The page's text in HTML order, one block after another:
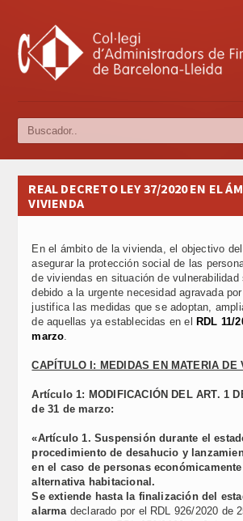
Home
2025
2023
Sala de Prensa
REAL DECRETO LEY 37/2020 EN EL
VIVIENDA
En el ámbito de la vivienda, el objectivo
asegurar la protección social de las
de viviendas en situación de vulnerabilidad
debido a la urgente necesidad agravada
justifica las medidas que se adoptan,
de aquellas ya establecidas en elRDL 11/
marzo
CAPÍTULO I: MEDIDAS EN MATERIA DE
Artículo 1: MODIFICACIÓN DEL ART. 1
de 31 de marzo:
«Artículo 1. Suspensión durante el
procedimiento de desahucio y
en el caso de personas
alternativa habitacional.
Se extiende hasta la finalización del
alarma declarado por el RDL 926/2020 de